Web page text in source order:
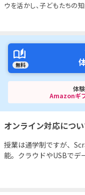
ウを活かし、子どもたちの
無料
体
Amazonギ
オンライン対応につ
授業は通学制ですが、
能。クラウドやUSBでデ